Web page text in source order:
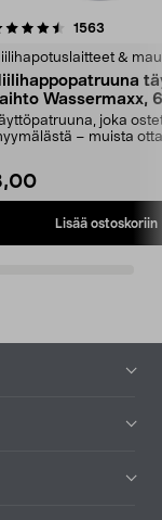
1563
&
Wassermaxx,
joka
– muista
Lisää ostoskoriin
4.5viidestä